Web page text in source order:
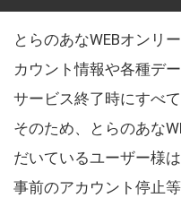
とらのあなWEBオンリ
カウント情報や各種デ
サービス終了時にすべ
そのため、とらのあな
だいているユーザー様は
事前のアカウント停止